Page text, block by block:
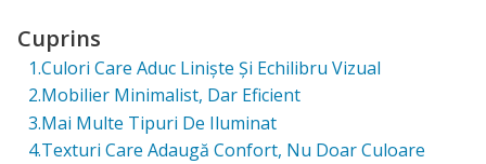
Cuprins
1.Culori Care Aduc Liniște Și Echilibru Vizual
2.Mobilier Minimalist, Dar Eficient
3.Mai Multe Tipuri De Iluminat
4.Texturi Care Adaugă Confort, Nu Doar Culoare